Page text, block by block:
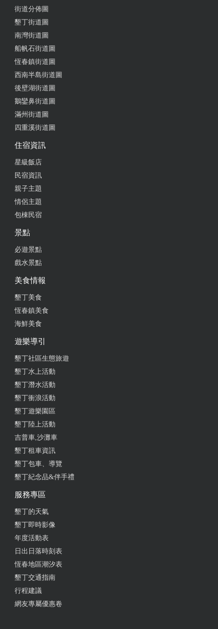
她又接著說：你們點的高麗菜要炒比較久！！！！！
時！！！
貨鮮價實，老闆親切
何沒有修改
風味早餐，味增湯， "服務好 食材新鮮 好吃"
價錢合理
在地人外出的風味早餐，味增湯，每天不同海魚，聽
說老闆都自己出海捕魚煮給客人吃唷
好吃又便宜
街道分佈圖
墾丁街道圖
南灣街道圖
船帆石街道圖
恆春鎮街道圖
西南半島街道圖
後壁湖街道圖
鵝鑾鼻街道圖
滿州街道圖
四重溪街道圖
住宿資訊
星級飯店
民宿資訊
親子主題
情侶主題
包棟民宿
景點
必遊景點
戲水景點
美食情報
墾丁美食
恆春鎮美食
海鮮美食
遊樂導引
墾丁社區生態旅遊
墾丁水上活動
墾丁潛水活動
墾丁衝浪活動
墾丁遊樂園區
墾丁陸上活動
吉普車,沙灘車
墾丁租車資訊
墾丁包車、導覽
墾丁紀念品&伴手禮
服務專區
墾丁的天氣
墾丁即時影像
年度活動表
日出日落時刻表
恆春地區潮汐表
墾丁交通指南
行程建議
網友專屬優惠卷